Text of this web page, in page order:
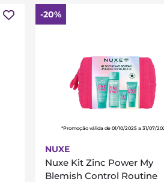
-20%
*Promoção válida de 01/10/2025 a 31/07/
NUXE
Nuxe Kit Zinc Power My
Blemish Control Routine